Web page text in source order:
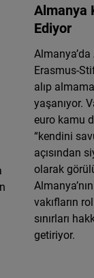
Almanya
Ediyor
Almanya’da
Erasmus-
alıp
yaşanıyor.
euro kamu
“kendini
açısından
olarak
vakıfların
sınırları
getiriyor.